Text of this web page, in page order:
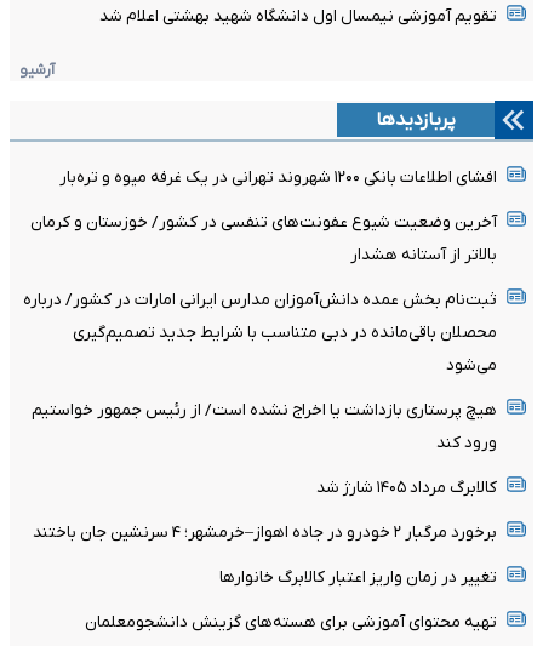
تقویم آموزشی نیمسال اول دانشگاه شهید بهشتی اعلام شد
آرشیو
پربازدیدها
افشای اطلاعات بانکی ۱۲۰۰ شهروند تهرانی در یک غرفه میوه و تره‌بار
آخرین وضعیت شیوع عفونت‌های تنفسی در کشور/ خوزستان و کرمان
بالاتر از آستانه هشدار
ثبت‌نام بخش عمده دانش‌آموزان مدارس ایرانی امارات در کشور/ درباره
محصلان باقی‌مانده در دبی متناسب با شرایط جدید تصمیم‌گیری
می‌شود
هیچ پرستاری بازداشت یا اخراج نشده است/ از رئیس جمهور خواستیم
ورود کند
کالابرگ مرداد ۱۴۰۵ شارژ شد
برخورد مرگبار ۲ خودرو در جاده اهواز–خرمشهر؛ ۴ سرنشین جان باختند
تغییر در زمان واریز اعتبار کالابرگ خانوار‌ها
تهیه محتوای آموزشی برای هسته‌های گزینش دانشجومعلمان